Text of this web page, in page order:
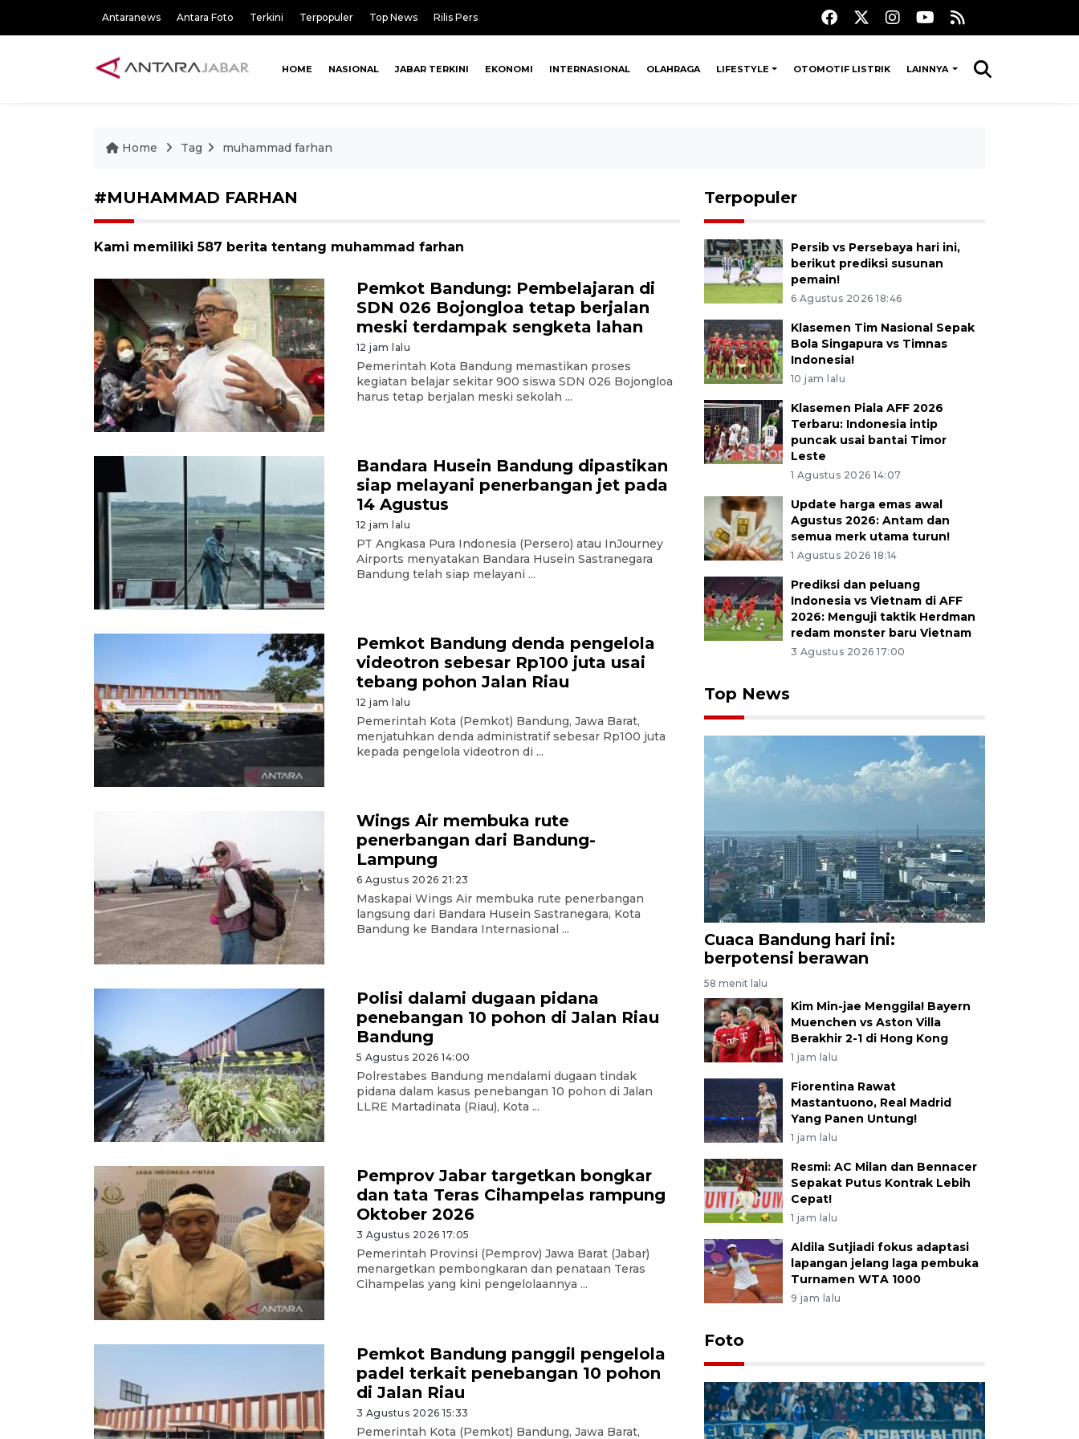
Antaranews Antara Foto Terkini Terpopuler Top News Rilis Pers
HOME NASIONAL JABAR TERKINI EKONOMI INTERNASIONAL OLAHRAGA LIFESTYLE OTOMOTIF LISTRIK LAINNYA
Home Tag muhammad farhan
#MUHAMMAD FARHAN
Kami memiliki 587 berita tentang muhammad farhan
Pemkot Bandung: Pembelajaran di
SDN 026 Bojongloa tetap berjalan
meski terdampak sengketa lahan
12 jam lalu
Pemerintah Kota Bandung memastikan proses
kegiatan belajar sekitar 900 siswa SDN 026 Bojongloa
harus tetap berjalan meski sekolah ...
Bandara Husein Bandung dipastikan
siap melayani penerbangan jet pada
14 Agustus
12 jam lalu
PT Angkasa Pura Indonesia (Persero) atau InJourney
Airports menyatakan Bandara Husein Sastranegara
Bandung telah siap melayani ...
Pemkot Bandung denda pengelola
videotron sebesar Rp100 juta usai
tebang pohon Jalan Riau
12 jam lalu
Pemerintah Kota (Pemkot) Bandung, Jawa Barat,
menjatuhkan denda administratif sebesar Rp100 juta
kepada pengelola videotron di ...
Wings Air membuka rute
penerbangan dari Bandung-
Lampung
6 Agustus 2026 21:23
Maskapai Wings Air membuka rute penerbangan
langsung dari Bandara Husein Sastranegara, Kota
Bandung ke Bandara Internasional ...
Polisi dalami dugaan pidana
penebangan 10 pohon di Jalan Riau
Bandung
5 Agustus 2026 14:00
Polrestabes Bandung mendalami dugaan tindak
pidana dalam kasus penebangan 10 pohon di Jalan
LLRE Martadinata (Riau), Kota ...
Pemprov Jabar targetkan bongkar
dan tata Teras Cihampelas rampung
Oktober 2026
3 Agustus 2026 17:05
Pemerintah Provinsi (Pemprov) Jawa Barat (Jabar)
menargetkan pembongkaran dan penataan Teras
Cihampelas yang kini pengelolaannya ...
Pemkot Bandung panggil pengelola
padel terkait penebangan 10 pohon
di Jalan Riau
3 Agustus 2026 15:33
Pemerintah Kota (Pemkot) Bandung, Jawa Barat,
Terpopuler
Persib vs Persebaya hari ini,
berikut prediksi susunan
pemain!
6 Agustus 2026 18:46
Klasemen Tim Nasional Sepak
Bola Singapura vs Timnas
Indonesia!
10 jam lalu
Klasemen Piala AFF 2026
Terbaru: Indonesia intip
puncak usai bantai Timor
Leste
1 Agustus 2026 14:07
Update harga emas awal
Agustus 2026: Antam dan
semua merk utama turun!
1 Agustus 2026 18:14
Prediksi dan peluang
Indonesia vs Vietnam di AFF
2026: Menguji taktik Herdman
redam monster baru Vietnam
3 Agustus 2026 17:00
Top News
Cuaca Bandung hari ini:
berpotensi berawan
58 menit lalu
Kim Min-jae Menggila! Bayern
Muenchen vs Aston Villa
Berakhir 2-1 di Hong Kong
1 jam lalu
Fiorentina Rawat
Mastantuono, Real Madrid
Yang Panen Untung!
1 jam lalu
Resmi: AC Milan dan Bennacer
Sepakat Putus Kontrak Lebih
Cepat!
1 jam lalu
Aldila Sutjiadi fokus adaptasi
lapangan jelang laga pembuka
Turnamen WTA 1000
9 jam lalu
Foto